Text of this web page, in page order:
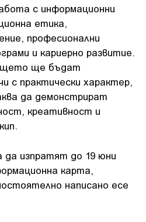
с информационни
етика,
професионални
и кариерно развитие.
ще бъдат
с практически характер,
да демонстрират
креативност и
изпратят до 19 юни
карта,
написано есе